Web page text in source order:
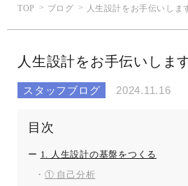
TOP ブログ 人生設計をお手伝いしま
人生設計をお手伝いします
スタッフブログ 2024.11.16
目次
1. 人生設計の基盤をつくる
① 自己分析